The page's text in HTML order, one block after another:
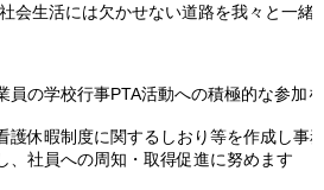
会生活には欠かせない道路を我々と一緒
員の学校行事PTA活動への積極的な参加
護休暇制度に関するしおり等を作成し事
、社員への周知・取得促進に努めます